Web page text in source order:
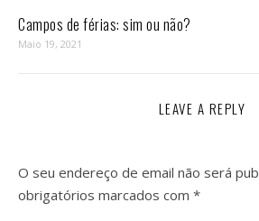
Campos de férias: sim ou não?
Maio 19, 2021
LEAVE A REPLY
O seu endereço de email não será
obrigatórios marcados com *